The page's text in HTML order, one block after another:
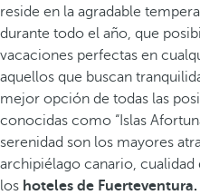
reside en la agradable
durante todo el año, que
vacaciones perfectas en
aquellos que buscan
mejor opción de todas las
conocidas como “Islas
serenidad son los mayores
archipiélago canario, cualidad
los hoteles de Fuerteventura.